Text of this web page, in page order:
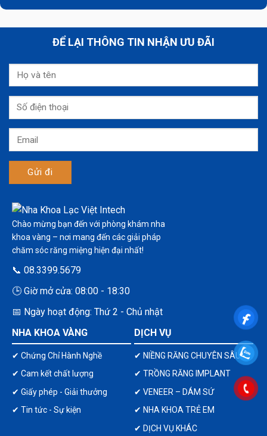
ĐỂ LẠI THÔNG TIN NHẬN ƯU ĐÃI
Chào mừng bạn đến với phòng khám nha
khoa vàng – nơi mang đến các giải pháp
chăm sóc răng miệng hiện đại nhất!
📞 08.3399.5679
🕒 Giờ mở cửa: 08:00 - 18:30
📅 Ngày hoạt động: Thứ 2 - Chủ nhật
NHA KHOA VÀNG
✔ Chứng Chỉ Hành Nghề
✔ Cam kết chất lượng
✔ Giấy phép - Giải thưởng
✔ Tin tức - Sự kiện
DỊCH VỤ
✔ NIỀNG RĂNG CHUYÊN SÂU
✔ TRỒNG RĂNG IMPLANT
✔ VENEER – DÁM SỨ
✔ NHA KHOA TRẺ EM
✔ DỊCH VỤ KHÁC